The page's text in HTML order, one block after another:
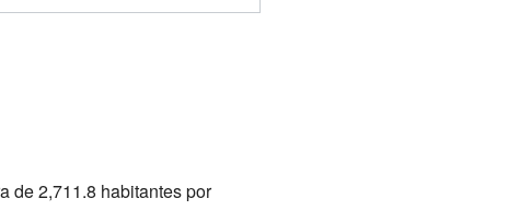
de 2,711.8 habitantes por